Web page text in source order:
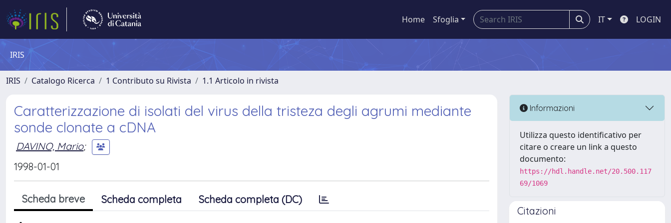
Home Sfoglia IT LOGIN
IRIS
IRIS Catalogo Ricerca 1 Contributo su Rivista 1.1 Articolo in rivista
Caratterizzazione di isolati del virus della tristeza degli agrumi mediante
sonde clonate a cDNA
DAVINO, Mario;
1998-01-01
Scheda breve Scheda completa Scheda completa (DC)
Informazioni
Utilizza questo identificativo per
citare o creare un link a questo
documento:
https://hdl.handle.net/20.500.117
69/1069
Citazioni